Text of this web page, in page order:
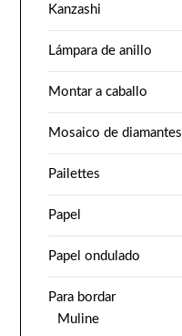
Kanzashi
Lámpara de anillo
Montar a caballo
Mosaico de diamantes
Pailettes
Papel
Papel ondulado
Para bordar
Muline